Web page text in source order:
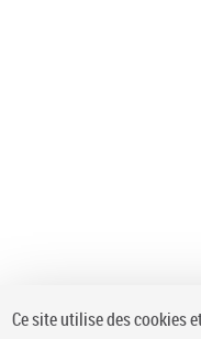
Ce site utilise des cookies